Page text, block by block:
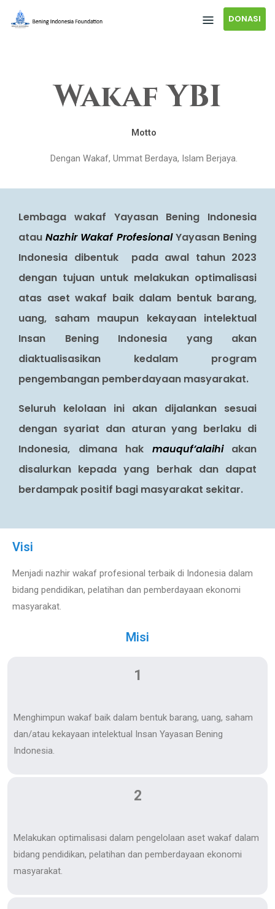
DONASI
Wakaf YBI
Motto
Dengan Wakaf, Ummat Berdaya, Islam Berjaya.
Lembaga wakaf Yayasan Bening Indonesia
atauNazhir Wakaf ProfesionalYayasan Bening
Indonesia dibentuk pada awal tahun 2023
dengan tujuan untuk melakukan optimalisasi
atas aset wakaf baik dalam bentuk barang,
uang, saham maupun kekayaan intelektual
Insan Bening Indonesia yang akan
diaktualisasikan kedalam program
pengembangan pemberdayaan masyarakat.
Seluruh kelolaan ini akan dijalankan sesuai
dengan syariat dan aturan yang berlaku di
Indonesia, dimana hak mauquf’alaihiakan
disalurkan kepada yang berhak dan dapat
berdampak positif bagi masyarakat sekitar.
Visi
Menjadi nazhir wakaf profesional terbaik di Indonesia dalam
bidang pendidikan, pelatihan dan pemberdayaan ekonomi
masyarakat.
Misi
1
Menghimpun wakaf baik dalam bentuk barang, uang, saham
dan/atau kekayaan intelektual Insan Yayasan Bening
Indonesia.
2
Melakukan optimalisasi dalam pengelolaan aset wakaf dalam
bidang pendidikan, pelatihan dan pemberdayaan ekonomi
masyarakat.